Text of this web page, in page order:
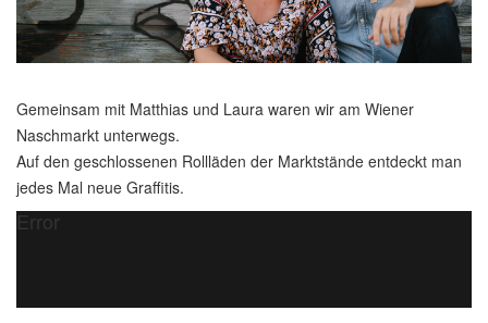
Gemeinsam mit Matthias und Laura waren wir am Wiener
Naschmarkt unterwegs.
Auf den geschlossenen Rollläden der Marktstände entdeckt man
jedes Mal neue Graffitis.
Error